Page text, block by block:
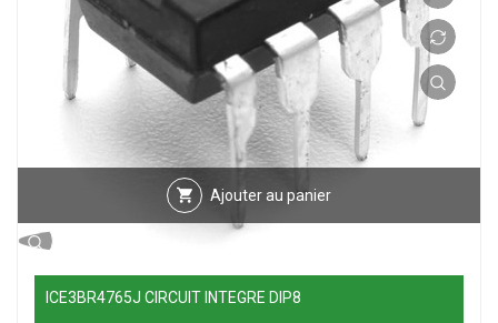
Ajouter au panier
ICE3BR4765J CIRCUIT INTEGRE DIP8